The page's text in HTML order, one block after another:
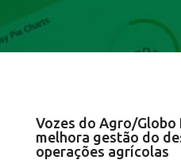
Vozes do Agro/Globo
melhora gestão do
operações agrícolas